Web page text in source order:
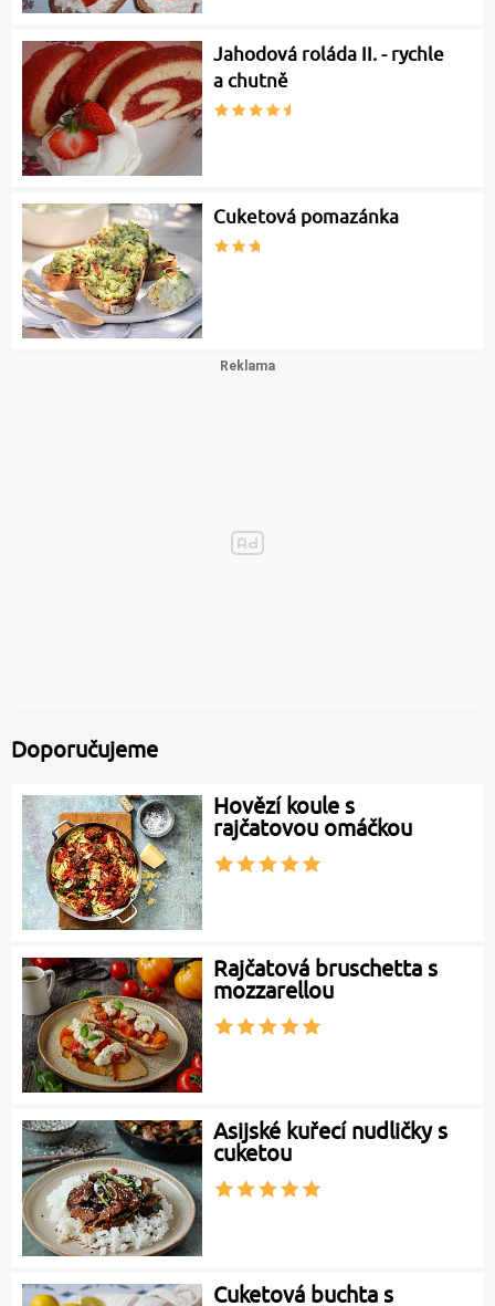
Jahodová roláda II. - rychle
a chutně
Cuketová pomazánka
Doporučujeme
Hovězí koule s
rajčatovou omáčkou
Rajčatová bruschetta s
mozzarellou
Asijské kuřecí nudličky s
cuketou
Cuketová buchta s